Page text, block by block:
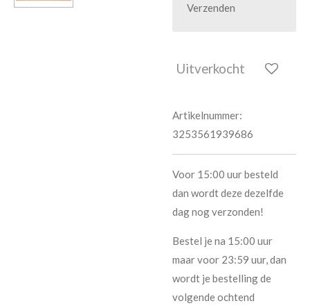
Verzenden
Uitverkocht
Artikelnummer:
3253561939686
Voor 15:00 uur besteld
dan wordt deze dezelfde
dag nog verzonden!
Bestel je na 15:00 uur
maar voor 23:59 uur, dan
wordt je bestelling de
volgende ochtend